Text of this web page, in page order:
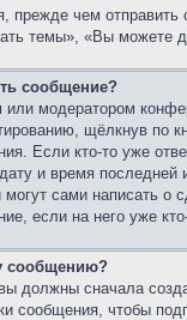
прежде чем
темы», «Вы можете
сообщение?
модератором
щёлкнув по
Если кто-то уже
и время
сами написать
если на него уже
сообщению?
должны сначала
сообщения, чтобы